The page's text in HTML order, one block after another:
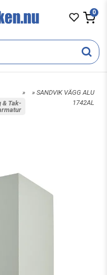
0
»
& Tak-
» SANDVIK VÄGG ALU
1742AL